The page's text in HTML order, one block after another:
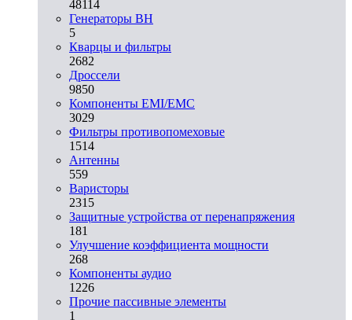
48114
Генераторы ВН
5
Кварцы и фильтры
2682
Дроссели
9850
Компоненты EMI/EMC
3029
Фильтры противопомеховые
1514
Антенны
559
Варисторы
2315
Защитные устройства от перенапряжения
181
Улучшение коэффициента мощности
268
Компоненты аудио
1226
Прочие пассивные элементы
1